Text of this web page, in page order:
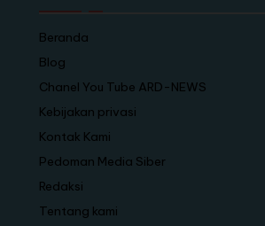
Beranda
Blog
Chanel You Tube ARD-NEWS
Kebijakan privasi
Kontak Kami
Pedoman Media Siber
Redaksi
Tentang kami